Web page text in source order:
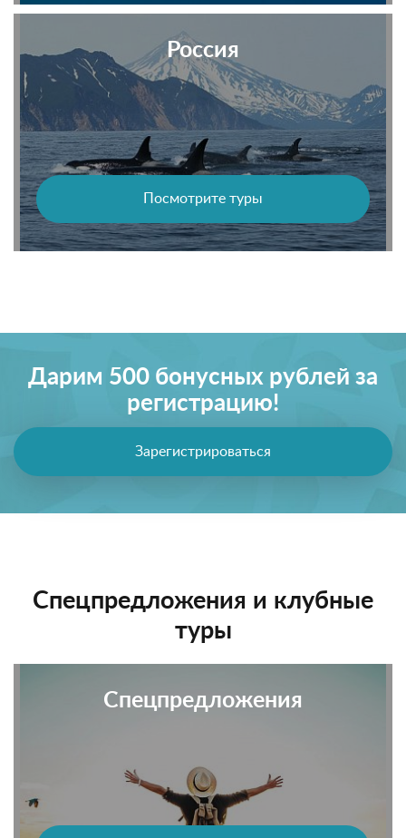
Россия
Посмотрите туры
Дарим 500 бонусных рублей за
регистрацию!
Зарегистрироваться
Спецпредложения и клубные
туры
Спецпредложения